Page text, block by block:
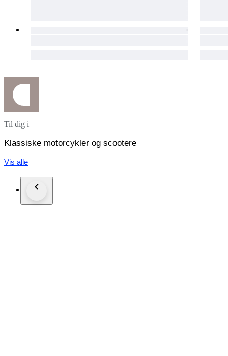
Til dig i
Klassiske motorcykler og scootere
Vis alle